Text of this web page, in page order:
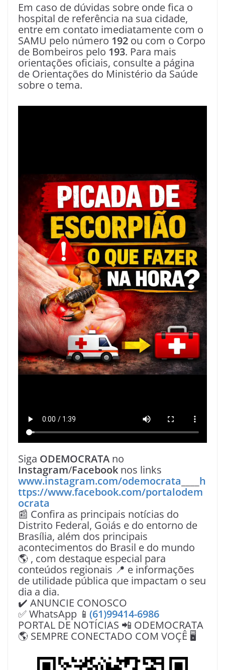
Em caso de dúvidas sobre onde fica o
hospital de referência na sua cidade,
entre em contato imediatamente com o
SAMU pelo número 192 ou com o Corpo
de Bombeiros pelo 193. Para mais
orientações oficiais, consulte a página
de Orientações do Ministério da Saúde
sobre o tema.
Siga ODEMOCRATA no
Instagram/Facebook nos links
www.instagram.com/odemocrata
h
ttps://www.facebook.com/portalodem
ocrata
📰 Confira as principais notícias do
Distrito Federal, Goiás e do entorno de
Brasília, além dos principais
acontecimentos do Brasil e do mundo
🌎 , com destaque especial para
conteúdos regionais 📍 e informações
de utilidade pública que impactam o seu
dia a dia.
✔️ ANUNCIE CONOSCO
✅ WhatsApp 📱 (61)99414-6986
PORTAL DE NOTÍCIAS 📲 ODEMOCRATA
🌎 SEMPRE CONECTADO COM VOÇÊ 🖥️